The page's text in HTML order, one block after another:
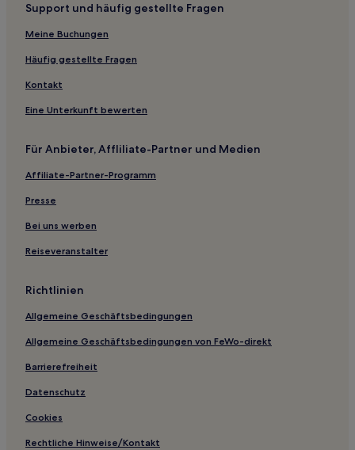
Günstige in Suzhou
Familien in Suzhou
Hotels mit Parkplatz in Suzhou
Günstige in Dongtai
Luxus in Zhangjiagang
Günstige in Xinghua
Familien in Changshu
Business in Changshu
Luxus in Wuxi
Hotels mit Parkplatz in Tongli
Günstige in Changzhou
Luxus in Changzhou
Günstige in Stadtbezirk Jintan
Günstige in Jiangsu
Familien in Jiangsu
Hotels mit Wellnessbereich in Jiangsu
Hotels mit Parkplatz in Jiangsu
Support und häufig gestellte Fragen
Meine Buchungen
Häufig gestellte Fragen
Kontakt
Eine Unterkunft bewerten
Für Anbieter, Affliliate-Partner und Medien
Affiliate-Partner-Programm
Presse
Bei uns werben
Reiseveranstalter
Richtlinien
Allgemeine Geschäftsbedingungen
Allgemeine Geschäftsbedingungen von FeWo-direkt
Barrierefreiheit
Datenschutz
Cookies
Rechtliche Hinweise/Kontakt